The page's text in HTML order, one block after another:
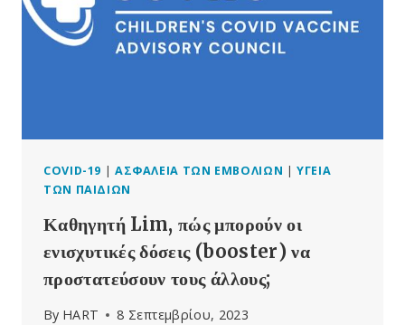
ΤΩΝ
ΕΜΒΟΛΊΩΝ
MRNA;
COVID-19 | ΑΣΦΆΛΕΙΑ ΤΩΝ ΕΜΒΟΛΊΩΝ |ΥΓΕΊΑ
ΤΩΝ ΠΑΙΔΙΏΝ
Καθηγητή Lim, πώς μπορούν οι
ενισχυτικές δόσεις (booster) να
προστατεύσουν τους άλλους;
By HART 8 Σεπτεμβρίου, 2023